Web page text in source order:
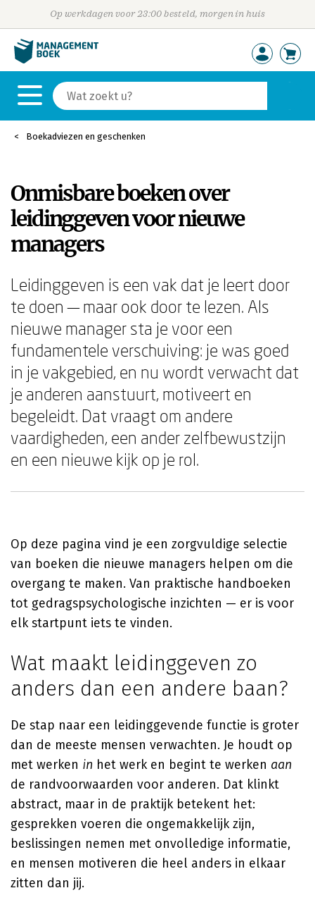
Op werkdagen voor 23:00 besteld, morgen in huis
Boekadviezen en geschenken
Onmisbare boeken over
leidinggeven voor nieuwe
managers
Leidinggeven is een vak dat je leert door
te doen — maar ook door te lezen. Als
nieuwe manager sta je voor een
fundamentele verschuiving: je was goed
in je vakgebied, en nu wordt verwacht dat
je anderen aanstuurt, motiveert en
begeleidt. Dat vraagt om andere
vaardigheden, een ander zelfbewustzijn
en een nieuwe kijk op je rol.
Op deze pagina vind je een zorgvuldige selectie
van boeken die nieuwe managers helpen om die
overgang te maken. Van praktische handboeken
tot gedragspsychologische inzichten — er is voor
elk startpunt iets te vinden.
Wat maakt leidinggeven zo
anders dan een andere baan?
De stap naar een leidinggevende functie is groter
dan de meeste mensen verwachten. Je houdt op
met werken in het werk en begint te werken aan
de randvoorwaarden voor anderen. Dat klinkt
abstract, maar in de praktijk betekent het:
gesprekken voeren die ongemakkelijk zijn,
beslissingen nemen met onvolledige informatie,
en mensen motiveren die heel anders in elkaar
zitten dan jij.